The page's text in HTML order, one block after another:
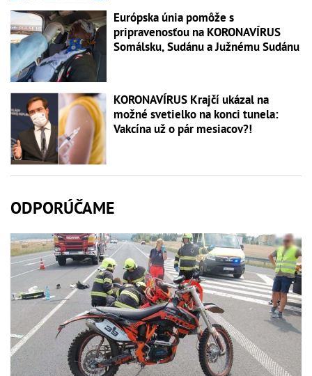
Európska únia pomôže s
pripravenosťou na KORONAVÍRUS
Somálsku, Sudánu a Južnému Sudánu
KORONAVÍRUS Krajčí ukázal na
možné svetielko na konci tunela:
Vakcína už o pár mesiacov?!
ODPORÚČAME